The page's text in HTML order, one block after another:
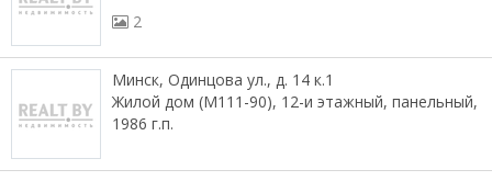
2
Минск, Одинцова ул., д. 14 к.1
Жилой дом (М111-90), 12-и этажный, панельный,
1986 г.п.